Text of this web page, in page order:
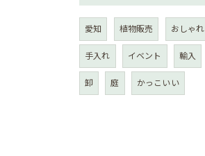
愛知 植物販売 おしゃれ
手入れ イベント 輸入
卸 庭 かっこいい